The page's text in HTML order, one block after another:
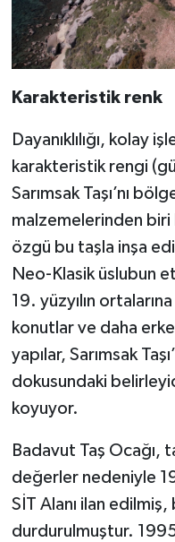
Karakteristik renk
Dayanıklılığı, kolay
karakteristik rengi
Sarımsak Taşı’nı
malzemelerinden
özgü bu taşla inşa
Neo-Klasik üslubun
19. yüzyılın
konutlar ve daha
yapılar, Sarımsak
dokusundaki
koyuyor.
Badavut Taş Ocağı,
değerler nedeniyle
SİT Alanı ilan
durdurulmuştur.